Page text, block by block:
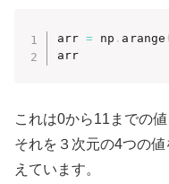
arr = np . arange (
arr
これは0から11までの
それを３次元の4つの
えています。